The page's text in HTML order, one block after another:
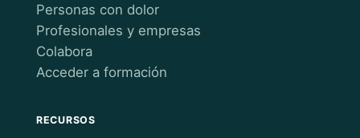
Personas con dolor
Profesionales y empresas
Colabora
Acceder a formación
RECURSOS